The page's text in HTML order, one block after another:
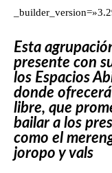
Esta
presente con
los Espacios
donde
libre, que
bailar a los
como el
joropo y vals